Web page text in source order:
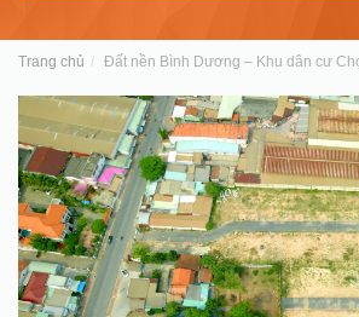
Trang chủ Đất nền Bình Dương – Khu dân cư